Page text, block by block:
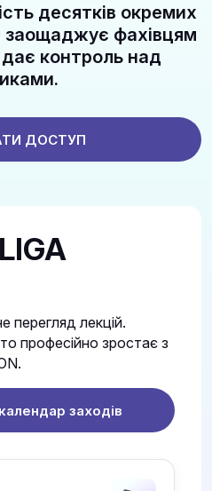
десятків окремих
заощаджує фахівцям
дає контроль над
ДОСТУП
перегляд лекцій.
професійно зростає з
заходів